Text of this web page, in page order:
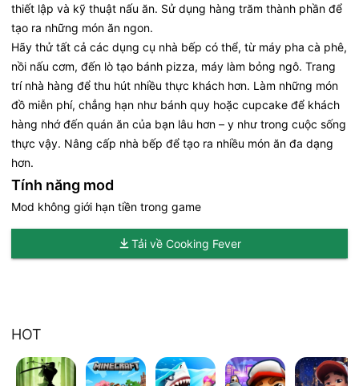
thiết lập và kỹ thuật nấu ăn. Sử dụng hàng trăm thành phần để
tạo ra những món ăn ngon.
Hãy thử tất cả các dụng cụ nhà bếp có thể, từ máy pha cà phê,
nồi nấu cơm, đến lò tạo bánh pizza, máy làm bỏng ngô. Trang
trí nhà hàng để thu hút nhiều thực khách hơn. Làm những món
đồ miễn phí, chẳng hạn như bánh quy hoặc cupcake để khách
hàng nhớ đến quán ăn của bạn lâu hơn – y như trong cuộc sống
thực vậy. Nâng cấp nhà bếp để tạo ra nhiều món ăn đa dạng
hơn.
Tính năng mod
Mod không giới hạn tiền trong game
Tải về Cooking Fever
HOT